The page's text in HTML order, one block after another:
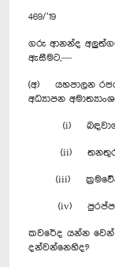
469/’19
ගරු ආනන්ද
ඇසීමට,—
(අ) යහපාලන
අධ්‍යාපන
(i) බඳවාගත්
(ii) තනතුරු
(iii)
(iv) පුරප්පාඩු
කවරේද යන්න වෙන්
දන්වන්නෙහිද?